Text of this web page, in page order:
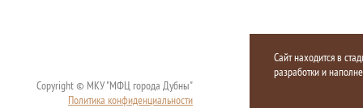
Copyright © МКУ "МФЦ города Дубны"
Политика конфиденциальности
Сайт находится в
разработки и